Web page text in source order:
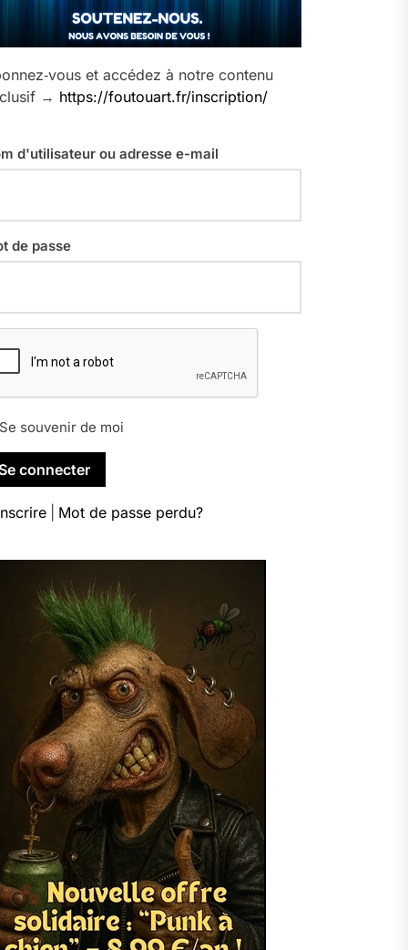
et accédez à notre contenu
→ https://foutouart.fr/inscription/
d'utilisateur ou adresse e-mail
de passe
souvenir de moi
Mot de passe perdu?